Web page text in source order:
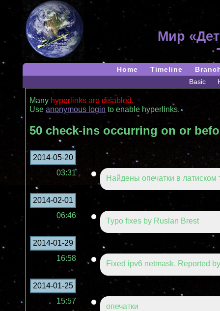
Мир
Home Timeline
Basic
Many hyperlinks are disabled.
Useanonymous login to enable hyperlinks.
50 check-ins occurring on or
2014-05-20
03:31
Найдены опечатки в латиском
2014-02-01
06:46
Typo fixes by Ruslan Brest
2014-01-29
16:58
Fixed ipv6 netmask. Reported
2014-01-25
15:57
опечатки